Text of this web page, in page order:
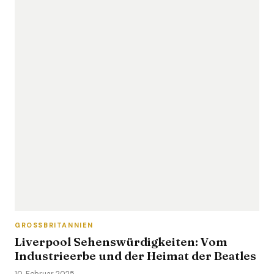
GROSSBRITANNIEN
Liverpool Sehenswürdigkeiten: Vom
Industrieerbe und der Heimat der Beatles